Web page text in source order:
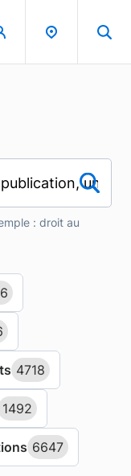
: droit au
4718
4718
1492
1492
6647
6647